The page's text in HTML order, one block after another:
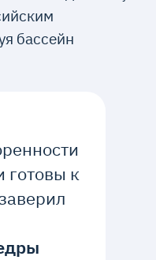
бассейн
готовы к